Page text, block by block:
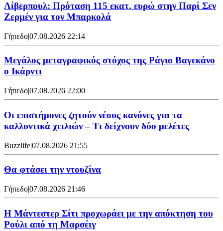
Λίβερπουλ: Πρόταση 115 εκατ. ευρώ στην Παρί Σεν
Ζερμέν για τον Μπαρκολά
Γήπεδο|07.08.2026 22:14
Μεγάλος μεταγραφικός στόχος της Ράγιο Βαγεκάνο
ο Ικάρντι
Γήπεδο|07.08.2026 22:00
Οι επιστήμονες ζητούν νέους κανόνες για τα
καλλυντικά χειλιών – Τι δείχνουν δύο μελέτες
Buzzlife|07.08.2026 21:55
Θα φτάσει την ντουζίνα
Γήπεδο|07.08.2026 21:46
Η Μάντεστερ Σίτι προχωράει με την απόκτηση του
Ρούλι από τη Μαρσέιγ